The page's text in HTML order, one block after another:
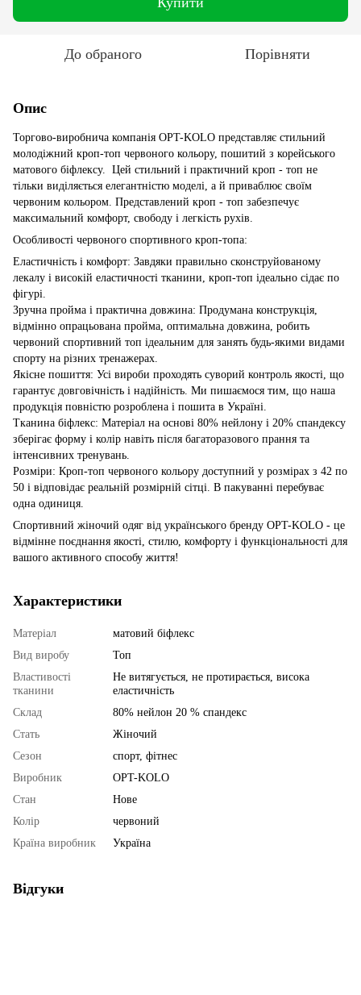
До обраного Порівняти
Опис
Торгово-виробнича компанія OPT-KOLO представляє стильний
молодіжний кроп-топ червоного кольору, пошитий з корейського
матового біфлексу. Цей стильний і практичний кроп - топ не
тільки виділяється елегантністю моделі, а й приваблює своїм
червоним кольором. Представлений кроп - топ забезпечує
максимальний комфорт, свободу і легкість рухів.
Особливості червоного спортивного кроп-топа:
Еластичність і комфорт: Завдяки правильно сконструйованому
лекалу і високій еластичності тканини, кроп-топ ідеально сідає по
фігурі.
Зручна пройма і практична довжина: Продумана конструкція,
відмінно опрацьована пройма, оптимальна довжина, робить
червоний спортивний топ ідеальним для занять будь-якими видами
спорту на різних тренажерах.
Якісне пошиття: Усі вироби проходять суворий контроль якості, що
гарантує довговічність і надійність. Ми пишаємося тим, що наша
продукція повністю розроблена і пошита в Україні.
Тканина біфлекс: Матеріал на основі 80% нейлону і 20% спандексу
зберігає форму і колір навіть після багаторазового прання та
інтенсивних тренувань.
Розміри: Кроп-топ червоного кольору доступний у розмірах з 42 по
50 і відповідає реальній розмірній сітці. В пакуванні перебуває
одна одиниця.
Спортивний жіночий одяг від українського бренду OPT-KOLO - це
відмінне поєднання якості, стилю, комфорту і функціональності для
вашого активного способу життя!
Характеристики
Матеріал
матовий біфлекс
Вид виробу
Топ
Властивості
тканини
Не витягується, не протирається, висока
еластичність
Склад
80% нейлон 20 % спандекс
Стать
Жіночий
Сезон
спорт, фітнес
Виробник
OPT-KOLO
Стан
Нове
Колір
червоний
Країна виробник
Україна
Відгуки